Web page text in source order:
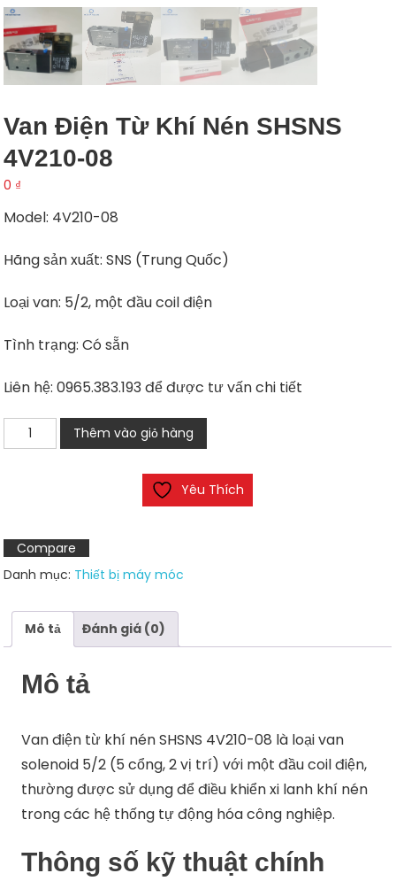
Van Điện Từ Khí Nén SHSNS
4V210-08
0 ₫
Model: 4V210-08
Hãng sản xuất: SNS (Trung Quốc)
Loại van: 5/2, một đầu coil điện
Tình trạng: Có sẵn
Liên hệ: 0965.383.193 để được tư vấn chi tiết
điện
SHSNS
4V210-
08
lượng
Thêm vào giỏ hàng
Yêu Thích
Compare
Danh mục: Thiết bị máy móc
Mô tả Đánh giá (0)
Mô tả
Van điện từ khí nén SHSNS 4V210-08 là loại van
solenoid 5/2 (5 cổng, 2 vị trí) với một đầu coil điện,
thường được sử dụng để điều khiển xi lanh khí nén
trong các hệ thống tự động hóa công nghiệp.​
Thông số kỹ thuật chính